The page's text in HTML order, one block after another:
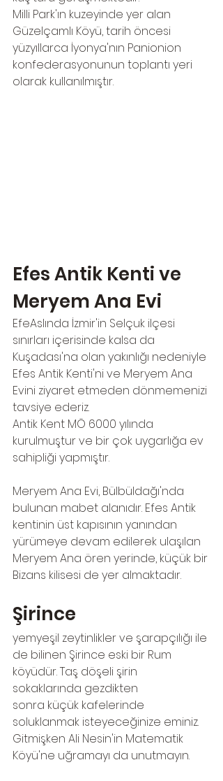
Milli Park'ın kuzeyinde yer alan
Güzelçamlı Köyü, tarih öncesi
yüzyıllarca İyonya'nın Panionion
konfederasyonunun toplantı yeri
olarak kullanılmıştır.
Efes Antik Kenti ve
Meryem Ana Evi
EfeAslında İzmir'in Selçuk ilçesi
sınırları içerisinde kalsa da
Kuşadası'na olan yakınlığı nedeniyle
Efes Antik Kenti'ni ve Meryem Ana
Evini ziyaret etmeden dönmemenizi
tavsiye ederiz.
Antik Kent MÖ 6000 yılında
kurulmuştur ve bir çok uygarlığa ev
sahipliği yapmıştır.
Meryem Ana Evi, Bülbüldağı'nda
bulunan mabet alanıdır. Efes Antik
kentinin üst kapısının yanından
yürümeye devam edilerek ulaşılan
Meryem Ana ören yerinde, küçük bir
Bizans kilisesi de yer almaktadır.
Şirince
yemyeşil zeytinlikler ve şarapçılığı ile
de bilinen Şirince eski bir Rum
köyüdür. Taş döşeli şirin
sokaklarında gezdikten
sonra küçük kafelerinde
soluklanmak isteyeceğinize eminiz.
Gitmişken Ali Nesin'in Matematik
Köyü'ne uğramayı da unutmayın.